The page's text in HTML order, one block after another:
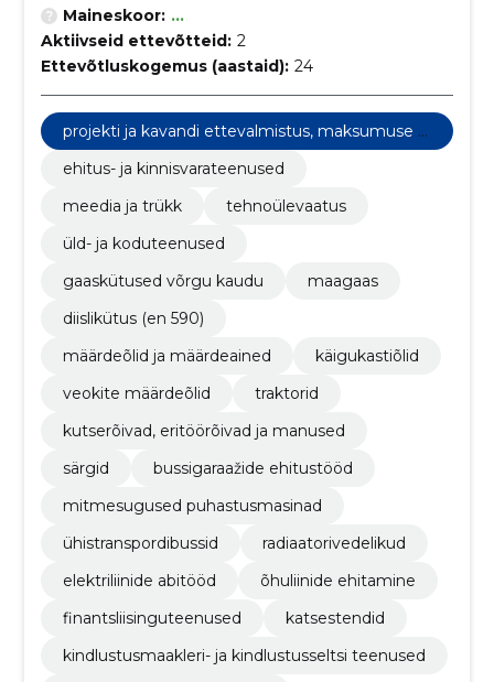
Maineskoor: ...
Aktiivseid ettevõtteid: 2
Ettevõtluskogemus (aastaid): 24
projekti ja kavandi ettevalmistus, maksumuse hi
ndamine
ehitus- ja kinnisvarateenused
meedia ja trükk
tehnoülevaatus
üld- ja koduteenused
gaaskütused võrgu kaudu
maagaas
diislikütus (en 590)
määrdeõlid ja määrdeained
käigukastiõlid
veokite määrdeõlid
traktorid
kutserõivad, eritöörõivad ja manused
särgid
bussigaraažide ehitustööd
mitmesugused puhastusmasinad
ühistranspordibussid
radiaatorivedelikud
elektriliinide abitööd
õhuliinide ehitamine
finantsliisinguteenused
katsestendid
kindlustusmaakleri- ja kindlustusseltsi teenused